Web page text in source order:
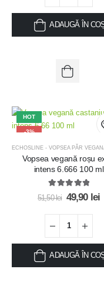
ADAUGĂ ÎN
HOT
-3%
ECHOSLINE - VOPSEA PĂR
Vopsea vegană roșu
intens 6.666 100 ml
5.00 out of 5
51,50lei 49,90 lei
ADAUGĂ ÎN